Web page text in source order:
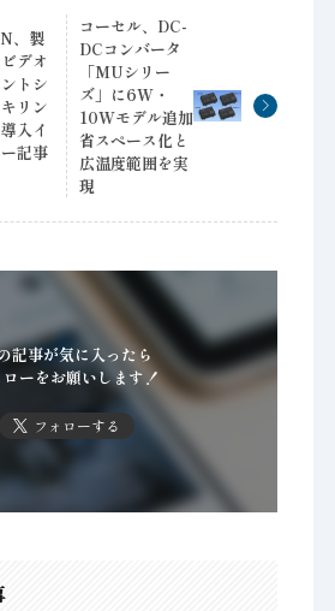
、製
デオ
トシ
リン
入イ
記事
コーセル、DC-
DCコンバータ
「MUシリー
ズ」に6W・
10Wモデル追加
省スペース化と
広温度範囲を実
現
記事が気に入ったら
ーをお願いします！
フォローする